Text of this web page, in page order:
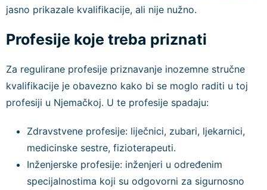
jasno prikazale kvalifikacije, ali nije nužno.
Profesije koje treba priznati
Za regulirane profesije priznavanje inozemne stručne
kvalifikacije je obavezno kako bi se moglo raditi u toj
profesiji u Njemačkoj. U te profesije spadaju:
Zdravstvene profesije: liječnici, zubari, ljekarnici,
medicinske sestre, fizioterapeuti.
Inženjerske profesije: inženjeri u određenim
specijalnostima koji su odgovorni za sigurnosno